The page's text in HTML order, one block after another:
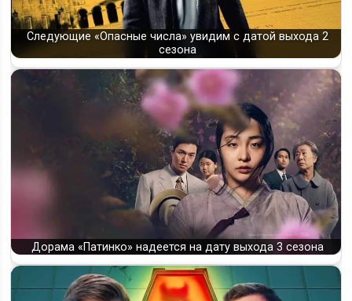
Следующие «Опасные числа» увидим с датой выхода 2
сезона
Дорама «Патинко» надеется на дату выхода 3 сезона